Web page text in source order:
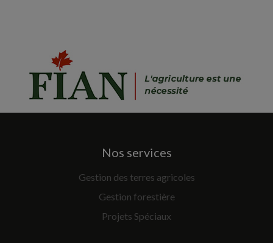
Nos services
Gestion des terres agricoles
Gestion forestière
Projets Spéciaux